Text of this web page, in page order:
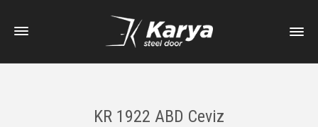
KR 1922 ABD Ceviz